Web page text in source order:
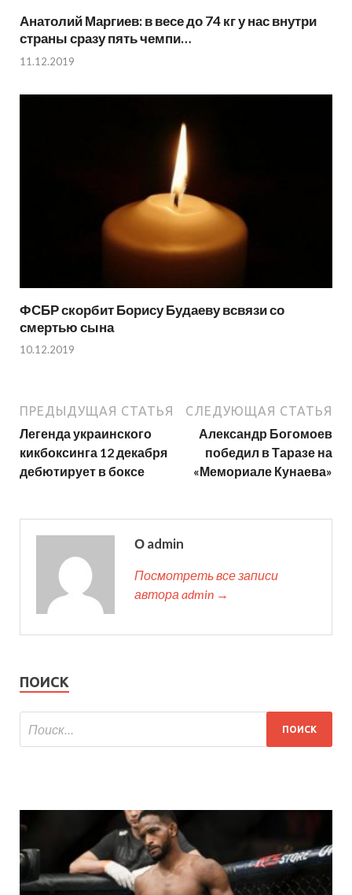
Анатолий Маргиев: в весе до 74 кг у нас внутри
страны сразу пять чемпи…
11.12.2019
ФСБР скорбит Борису Будаеву всвязи со
смертью сына
10.12.2019
ПРЕДЫДУЩАЯ СТАТЬЯ
Легенда украинского
кикбоксинга 12 декабря
дебютирует в боксе
СЛЕДУЮЩАЯ СТАТЬЯ
Александр Богомоев
победил в Таразе на
«Мемориале Кунаева»
О admin
Посмотреть все записи
автора admin →
ПОИСК